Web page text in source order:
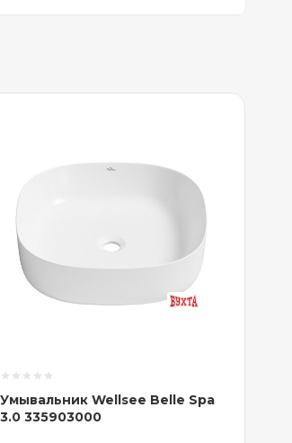
Умывальник Wellsee Belle Spa
3.0 335903000